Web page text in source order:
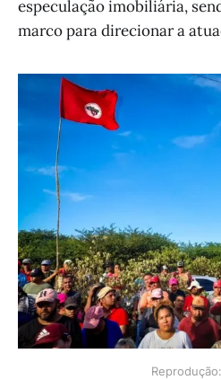
especulação imobiliária,
marco para direcionar a